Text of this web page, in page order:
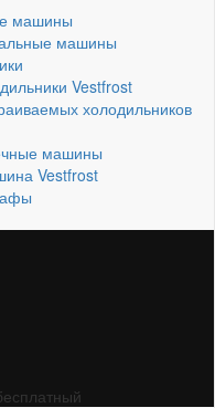
машины
машины
Vestfrost
холодильников
машины
Vestfrost